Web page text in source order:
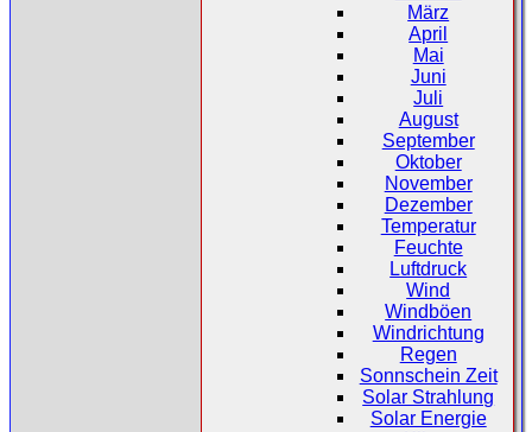
März
April
Mai
Juni
Juli
August
September
Oktober
November
Dezember
Temperatur
Feuchte
Luftdruck
Wind
Windböen
Windrichtung
Regen
Sonnschein Zeit
Solar Strahlung
Solar Energie